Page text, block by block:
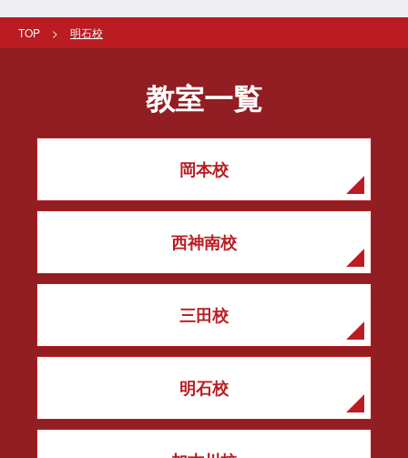
TOP 明石校
教室一覧
岡本校
西神南校
三田校
明石校